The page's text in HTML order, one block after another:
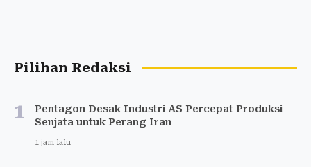
Pilihan Redaksi
1
Pentagon Desak Industri AS Percepat Produksi
Senjata untuk Perang Iran
1 jam lalu